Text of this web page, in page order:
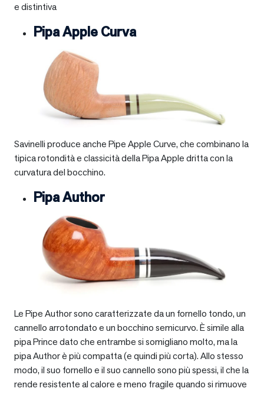
e distintiva
Pipa Apple Curva
Savinelli produce anche Pipe Apple Curve, che combinano la
tipica rotondità e classicità della Pipa Apple dritta con la
curvatura del bocchino.
Pipa Author
Le Pipe Author sono caratterizzate da un fornello tondo, un
cannello arrotondato e un bocchino semicurvo. È simile alla
pipa Prince dato che entrambe si somigliano molto, ma la
pipa Author è più compatta (e quindi più corta). Allo stesso
modo, il suo fornello e il suo cannello sono più spessi, il che la
rende resistente al calore e meno fragile quando si rimuove